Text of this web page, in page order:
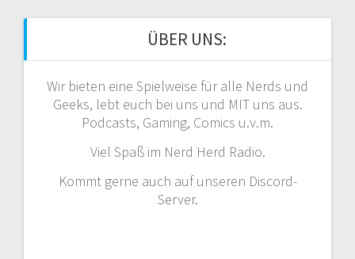
ÜBER UNS:
Wir bieten eine Spielweise für alle Nerds und
Geeks, lebt euch bei uns und MIT uns aus.
Podcasts, Gaming, Comics u.v.m.
Viel Spaß im Nerd Herd Radio.
Kommt gerne auch auf unseren Discord-
Server.